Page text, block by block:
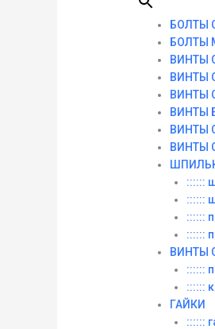
БОЛТЫ
БОЛТЫ
ВИНТЫ
ВИНТЫ
ВИНТЫ
ВИНТЫ
ВИНТЫ
ВИНТЫ
::::::
::::::
::::::
::::::
ВИНТЫ
::::::
::::::
ГАЙКИ
::::::